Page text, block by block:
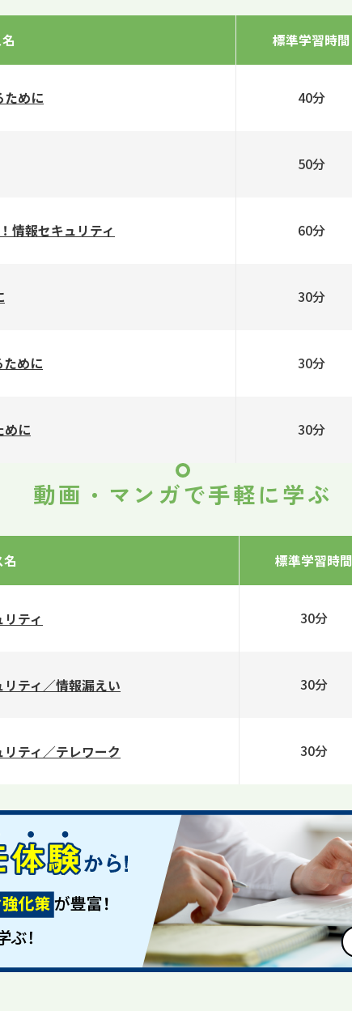
標準学習時間
ために 40分
50分
情報セキュリティ 60分
30分
めに 30分
めに 30分
動画・マンガで手軽に学ぶ
名 標準学習時間
ティ 30分
リティ／情報漏えい 30分
リティ／テレワーク 30分